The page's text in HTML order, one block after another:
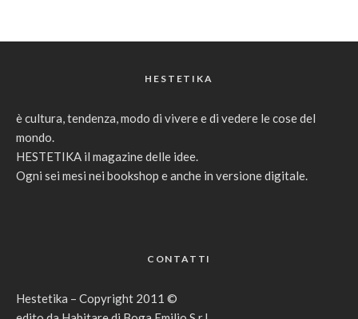
HESTETIKA
è cultura, tendenza, modo di vivere e di vedere le cose del
mondo.
HESTETIKA il magazine delle idee.
Ogni sei mesi nei bookshop e anche in versione digitale.
CONTATTI
Hestetika – Copyright 2011 ©